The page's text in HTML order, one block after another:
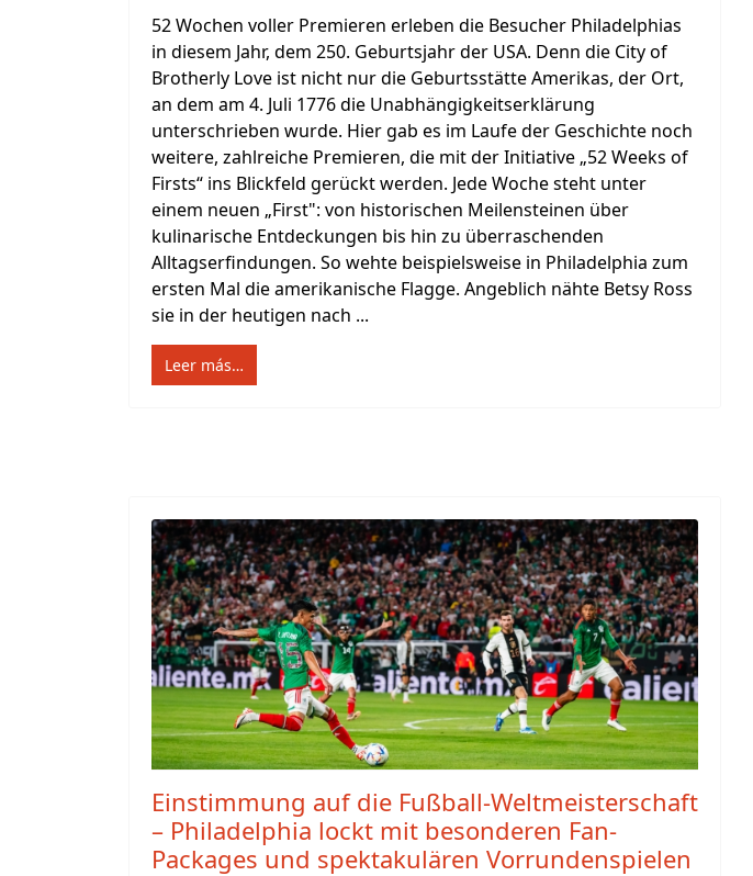
52 Wochen voller Premieren erleben die Besucher Philadelphias
in diesem Jahr, dem 250. Geburtsjahr der USA. Denn die City of
Brotherly Love ist nicht nur die Geburtsstätte Amerikas, der Ort,
an dem am 4. Juli 1776 die Unabhängigkeitserklärung
unterschrieben wurde. Hier gab es im Laufe der Geschichte noch
weitere, zahlreiche Premieren, die mit der Initiative „52 Weeks of
Firsts“ ins Blickfeld gerückt werden. Jede Woche steht unter
einem neuen „First": von historischen Meilensteinen über
kulinarische Entdeckungen bis hin zu überraschenden
Alltagserfindungen. So wehte beispielsweise in Philadelphia zum
ersten Mal die amerikanische Flagge. Angeblich nähte Betsy Ross
sie in der heutigen nach ...
Leer más…
Einstimmung auf die Fußball-Weltmeisterschaft
– Philadelphia lockt mit besonderen Fan-
Packages und spektakulären Vorrundenspielen